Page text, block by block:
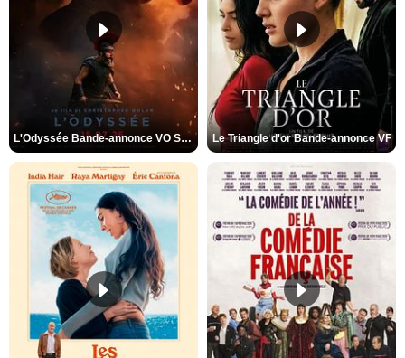
L'Odyssée Bande-annonce VO STFR Le Triangle d'or Bande-annonce VF